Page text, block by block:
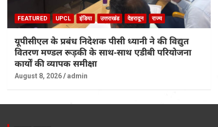
FEATURED UPCL इंडिया उत्तराखंड देहरादून राज्य
यूपीसीएल के प्रबंध निदेशक पीसी ध्यानी ने की विद्युत
वितरण मण्डल रूड़की के साथ-साथ एडीबी परियोजना
कार्यों की व्यापक समीक्षा
August 8, 2026 admin